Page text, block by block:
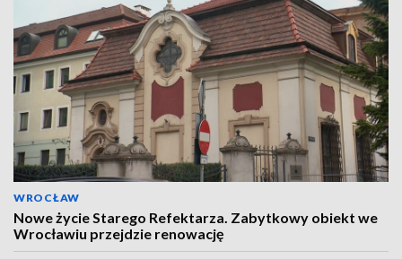
WROCŁAW
Nowe życie Starego Refektarza. Zabytkowy obiekt we
Wrocławiu przejdzie renowację